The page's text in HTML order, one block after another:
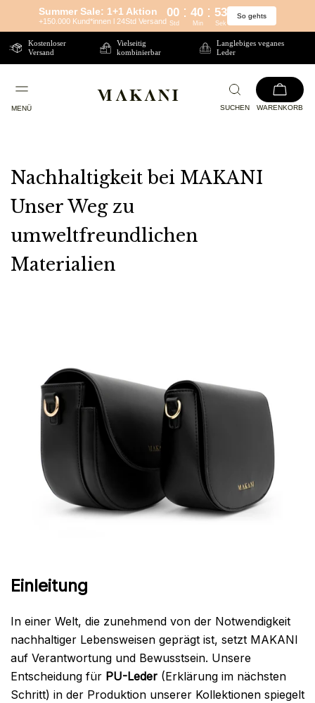
Direkt
zum
Inhalt
Summer Sale: 1+1 Aktion
+150.000 Kund*innen l 24Std Versand
00 : 40 : 52
Std Min Sek
So gehts
Kostenloser
Versand
Vielseitig
kombinierbar
Langlebiges veganes
Leder
MENÜ SUCHEN WARENKORB
Nachhaltigkeit bei MAKANI
Unser Weg zu
umweltfreundlichen
Materialien
Einleitung
In einer Welt, die zunehmend von der Notwendigkeit
nachhaltiger Lebensweisen geprägt ist, setzt MAKANI
auf Verantwortung und Bewusstsein. Unsere
Entscheidung für PU-Leder (Erklärung im nächsten
Schritt) in der Produktion unserer Kollektionen spiegelt